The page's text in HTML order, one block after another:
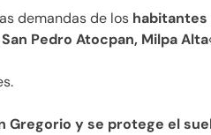
demandas de los habitantes
Pedro Atocpan, Milpa Alta
Gregorio y se protege el